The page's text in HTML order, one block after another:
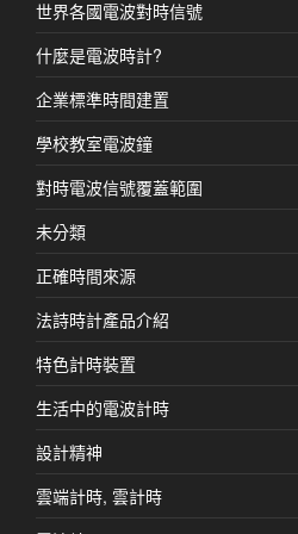
世界各國電波對時信號
什麼是電波時計?
企業標準時間建置
學校教室電波鐘
對時電波信號覆蓋範圍
未分類
正確時間來源
法詩時計產品介紹
特色計時裝置
生活中的電波計時
設計精神
雲端計時, 雲計時